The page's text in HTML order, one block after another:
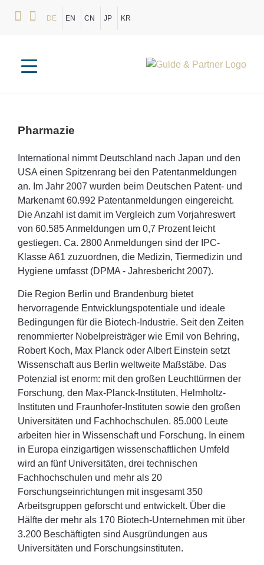
DE EN CN JP KR
Pharmazie
International nimmt Deutschland nach Japan und den
USA einen Spitzenrang bei den Patentanmeldungen
an. Im Jahr 2007 wurden beim Deutschen Patent- und
Markenamt 60.992 Patentanmeldungen eingereicht.
Die Anzahl ist damit im Vergleich zum Vorjahreswert
von 60.585 Anmeldungen um 0,7 Prozent leicht
gestiegen. Ca. 2800 Anmeldungen sind der IPC-
Klasse A61 zuzuordnen, die Medizin, Tiermedizin und
Hygiene umfasst (DPMA - Jahresbericht 2007).
Die Region Berlin und Brandenburg bietet
hervorragende Entwicklungspotentiale und ideale
Bedingungen für die Biotech-Industrie. Seit den Zeiten
renommierter Nobelpreisträger wie Emil von Behring,
Robert Koch, Max Planck oder Albert Einstein setzt
Wissenschaft aus Berlin weltweite Maßstäbe. Das
Potenzial ist enorm: mit den großen Leuchttürmen der
Forschung, den Max-Planck-Instituten, Helmholtz-
Instituten und Fraunhofer-Instituten sowie den großen
Universitäten und Fachhochschulen. 85.000 Leute
arbeiten hier in Wissenschaft und Forschung. In einem
in Europa einzigartigen wissenschaftlichen Umfeld
wird an fünf Universitäten, drei technischen
Fachhochschulen und mehr als 20
Forschungseinrichtungen mit insgesamt 350
Arbeitsgruppen geforscht und entwickelt. Über die
Hälfte der mehr als 170 Biotech-Unternehmen mit über
3.200 Beschäftigten sind Ausgründungen aus
Universitäten und Forschungsinstituten.